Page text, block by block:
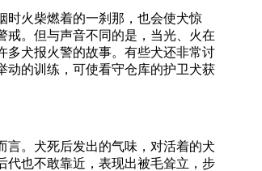
时火柴燃着的一刹那，也会使犬惊
戒。但与声音不同的是，当光、火在
多犬报火警的故事。有些犬还非常讨
动的训练，可使看守仓库的护卫犬获
言。犬死后发出的气味，对活着的犬
代也不敢靠近，表现出被毛耸立，步